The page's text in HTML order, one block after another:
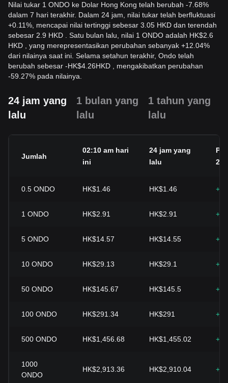
Nilai tukar 1 ONDO ke Dolar Hong Kong telah berubah -7.68%
dalam 7 hari terakhir. Dalam 24 jam, nilai tukar telah berfluktuasi
+0.11%, mencapai nilai tertinggi sebesar 3.05 HKD dan terendah
sebesar 2.9 HKD . Satu bulan lalu, nilai 1 ONDO adalah HK$2.6
HKD , yang merepresentasikan perubahan sebanyak +12.04%
dari nilainya saat ini. Selama setahun terakhir, Ondo telah
berubah sebesar -HK$4.26HKD , mengakibatkan perubahan
-59.27% pada nilainya.
24 jam yang
lalu
1 bulan yang
lalu
1 tahun yang
lalu
Jumlah
02:10 am hari
ini
24 jam yang
lalu
24j
0.5 ONDO HK$1.46 HK$1.46
1 ONDO HK$2.91 HK$2.91
5 ONDO HK$14.57 HK$14.55
10 ONDO HK$29.13 HK$29.1
50 ONDO HK$145.67 HK$145.5
100 ONDO HK$291.34 HK$291
500 ONDO HK$1,456.68 HK$1,455.02
1000
ONDO
HK$2,913.36 HK$2,910.04